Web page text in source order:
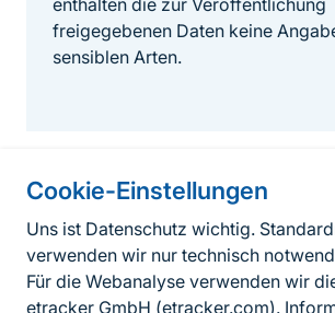
Cookie-Einstellungen
Uns ist Datenschutz wichtig.
verwenden wir nur technisch
Für die Webanalyse verwenden wir
etracker GmbH (etracker.com).
enthalten die zur Veröffentlichung
freigegebenen Daten keine
sensiblen Arten.
Informationen zur Seite
FußzeileKontakt zum BfN
Kontaktformular